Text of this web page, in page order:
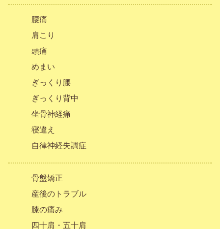
腰痛
肩こり
頭痛
めまい
ぎっくり腰
ぎっくり背中
坐骨神経痛
寝違え
自律神経失調症
骨盤矯正
産後のトラブル
膝の痛み
四十肩・五十肩